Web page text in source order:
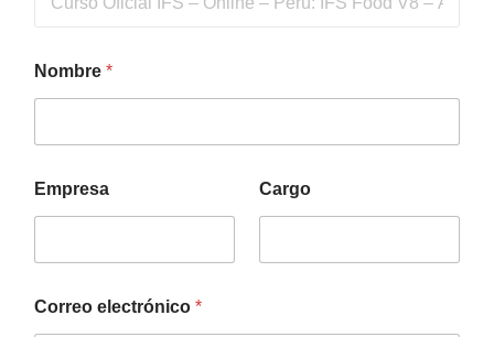
Nombre *
Empresa Cargo
Correo electrónico *